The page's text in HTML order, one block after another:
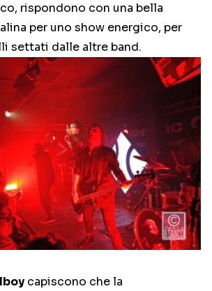
rispondono con una bella
per uno show energico, per
settati dalle altre band.
capiscono che la